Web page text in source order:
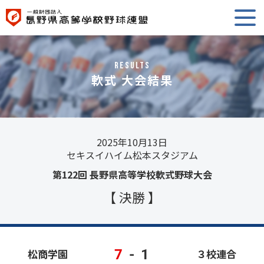
RESULTS
軟式 大会結果
2025年10月13日
セキスイハイム松本スタジアム
第122回 長野県高等学校軟式野球大会
【 決勝 】
松商学園 7 - 1 ３校連合